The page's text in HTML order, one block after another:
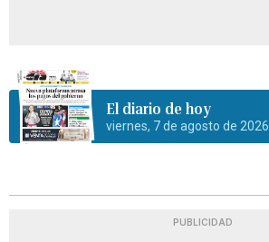
El diario de hoy
viernes, 7 de agosto de 2026
PUBLICIDAD